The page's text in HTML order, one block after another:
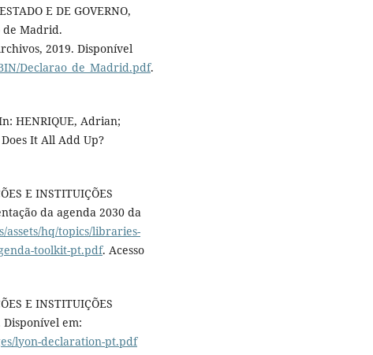
E DE GOVERNO,
de Madrid.
2019. Disponível
Declarao_de_Madrid.pdf.
HENRIQUE, Adrian;
It All Add Up?
E INSTITUIÇÕES
da agenda 2030 da
hq/topics/libraries-
toolkit-pt.pdf. Acesso
E INSTITUIÇÕES
Disponível em:
lyon-declaration-pt.pdf